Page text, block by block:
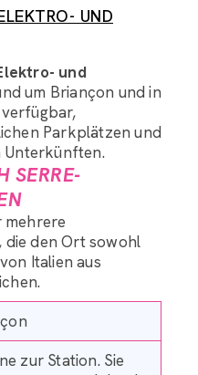
UND
und
um Briançon und in
verfügbar,
Parkplätzen und
Unterkünften.
SERRE-
mehrere
die den Ort sowohl
Italien aus
zur Station. Sie